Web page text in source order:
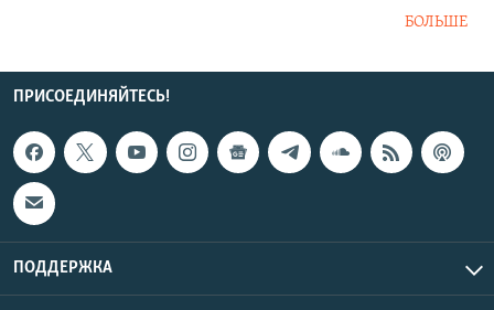
БОЛЬШЕ
ПРИСОЕДИНЯЙТЕСЬ!
ПОДДЕРЖКА